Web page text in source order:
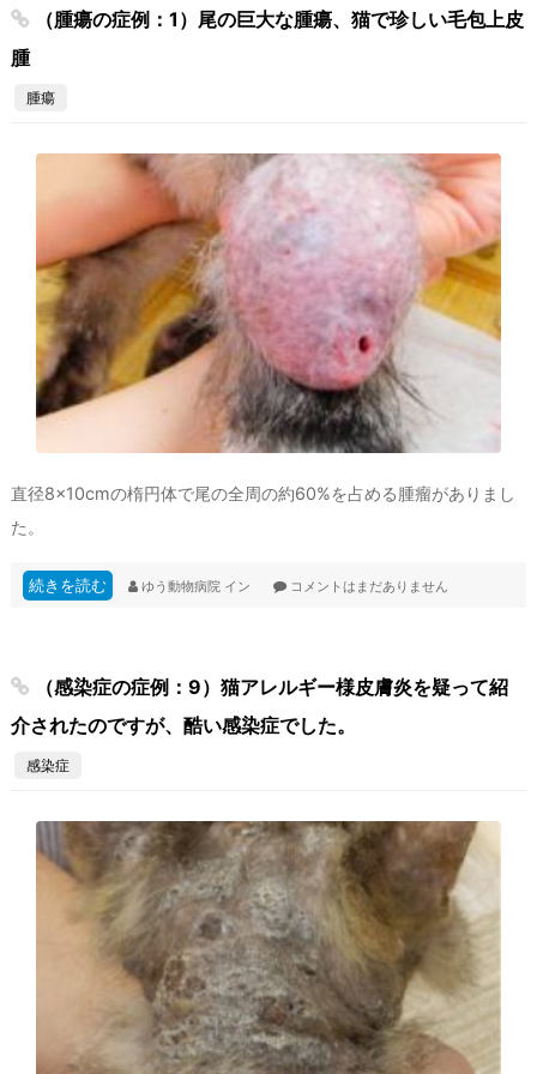
（腫瘍の症例：1）尾の巨大な腫瘍、猫で珍しい毛包上皮
腫
腫瘍
直径8×10cmの楕円体で尾の全周の約60%を占める腫瘤がありまし
た。
続きを読む ゆう動物病院 イン コメントはまだありません
（感染症の症例：9）猫アレルギー様皮膚炎を疑って紹
介されたのですが、酷い感染症でした。
感染症